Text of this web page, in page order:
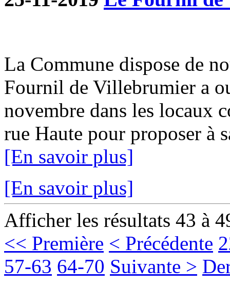
La Commune dispose de
Fournil de Villebrumier a
novembre dans les locaux
rue Haute pour proposer à
[En savoir plus]
[En savoir plus]
Afficher les résultats 43 à
<< Première < Précédente
57-63 64-70 Suivante >